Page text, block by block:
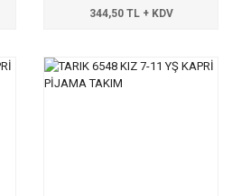
344,50 TL + KDV